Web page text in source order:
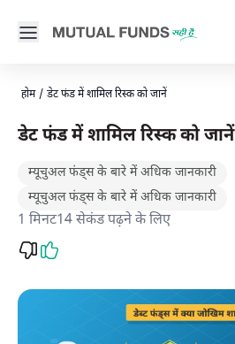
Open main menu
होम / डेट फंड में शामिल रिस्क को जानें
डेट फंड में शामिल रिस्क को जानें
म्यूचुअल फंड्स के बारे में अधिक जानकारी
म्यूचुअल फंड्स के बारे में अधिक जानकारी
1 मिनट14 सेकंड पढ़ने के लिए